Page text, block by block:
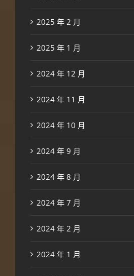
2025 年 2 月
2025 年 1 月
2024 年 12 月
2024 年 11 月
2024 年 10 月
2024 年 9 月
2024 年 8 月
2024 年 7 月
2024 年 2 月
2024 年 1 月